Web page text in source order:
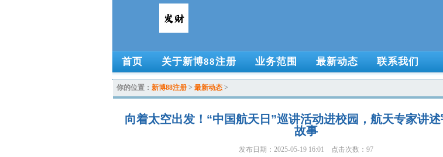
首页 关于新博88注册 业务范围 最新动态 联系我们
你的位置： 新博88注册 > 最新动态 >
向着太空出发！“中国航天日”巡讲活动进校园，航天专家讲
故事
发布日期：2025-05-19 16:01 点击次数：97